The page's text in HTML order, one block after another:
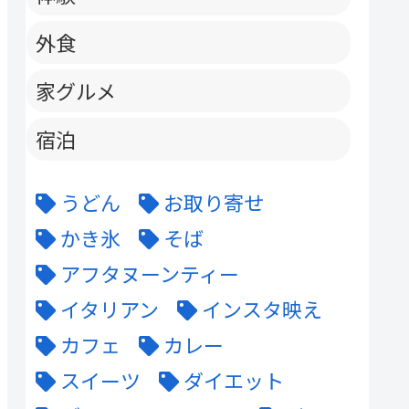
外食
家グルメ
宿泊
うどん
お取り寄せ
かき氷
そば
アフタヌーンティー
イタリアン
インスタ映え
カフェ
カレー
スイーツ
ダイエット